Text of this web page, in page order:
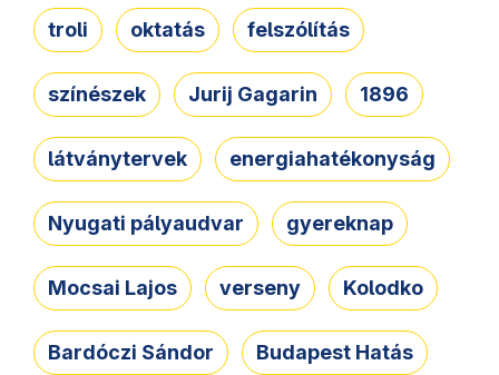
troli oktatás felszólítás
színészek Jurij Gagarin 1896
látványtervek energiahatékonyság
Nyugati pályaudvar gyereknap
Mocsai Lajos verseny Kolodko
Bardóczi Sándor Budapest Hatás